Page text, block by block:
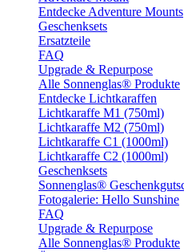
Entdecke Adventure Mounts
Geschenksets
Ersatzteile
FAQ
Upgrade & Repurpose
Alle Sonnenglas® Produkte
Entdecke Lichtkaraffen
Lichtkaraffe M1 (750ml)
Lichtkaraffe M2 (750ml)
Lichtkaraffe C1 (1000ml)
Lichtkaraffe C2 (1000ml)
Geschenksets
Sonnenglas®
Fotogalerie: Hello Sunshine
FAQ
Upgrade & Repurpose
Alle Sonnenglas® Produkte